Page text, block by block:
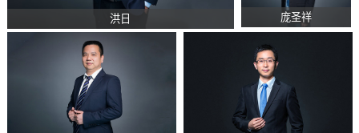
洪日 庞圣祥